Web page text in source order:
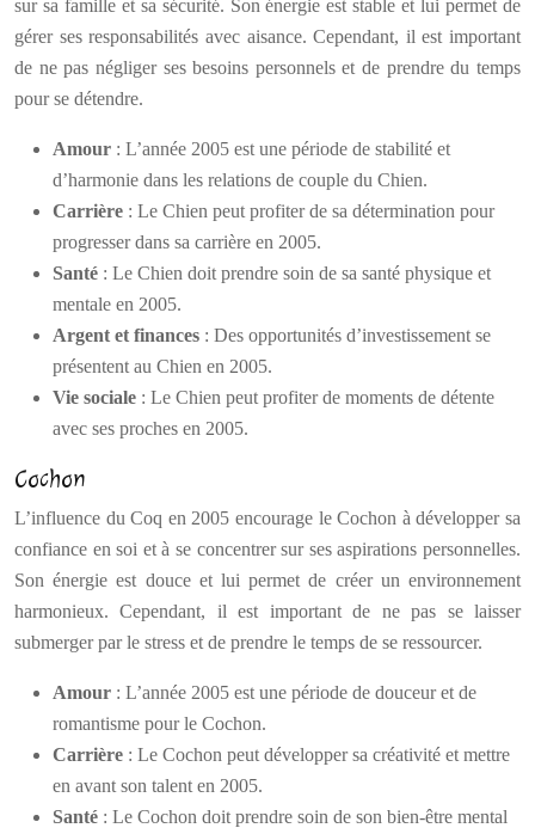
sur sa famille et sa sécurité. Son énergie est stable et lui permet de
gérer ses responsabilités avec aisance. Cependant, il est important
de ne pas négliger ses besoins personnels et de prendre du temps
pour se détendre.
Amour : L’année 2005 est une période de stabilité et
d’harmonie dans les relations de couple du Chien.
Carrière : Le Chien peut profiter de sa détermination pour
progresser dans sa carrière en 2005.
Santé : Le Chien doit prendre soin de sa santé physique et
mentale en 2005.
Argent et finances : Des opportunités d’investissement se
présentent au Chien en 2005.
Vie sociale : Le Chien peut profiter de moments de détente
avec ses proches en 2005.
Cochon
L’influence du Coq en 2005 encourage le Cochon à développer sa
confiance en soi et à se concentrer sur ses aspirations personnelles.
Son énergie est douce et lui permet de créer un environnement
harmonieux. Cependant, il est important de ne pas se laisser
submerger par le stress et de prendre le temps de se ressourcer.
Amour : L’année 2005 est une période de douceur et de
romantisme pour le Cochon.
Carrière : Le Cochon peut développer sa créativité et mettre
en avant son talent en 2005.
Santé : Le Cochon doit prendre soin de son bien-être mental